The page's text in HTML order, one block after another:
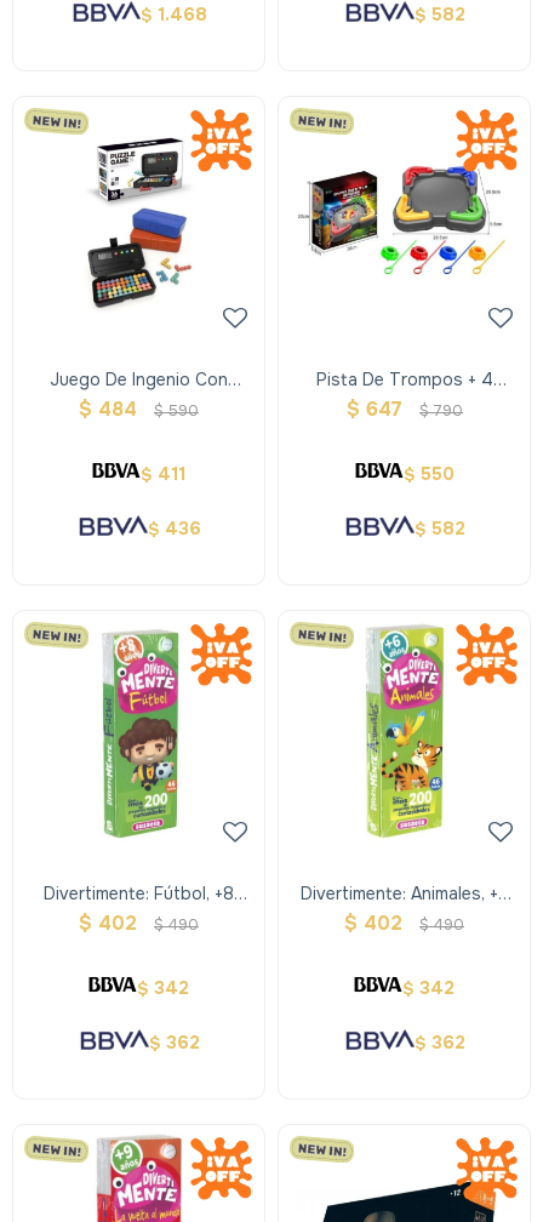
$ 1.468 $ 582
Juego De Ingenio Con
Tablero Puntaje
$ 484 $ 590
$ 411
$ 436
Pista De Trompos + 4
Trompos
$ 647 $790
$ 550
$ 582
Divertimente: Fútbol, +8
Años
$ 402 $490
$ 342
$ 362
Divertimente: Animales, +6
Años
$ 402 $490
$ 342
$ 362